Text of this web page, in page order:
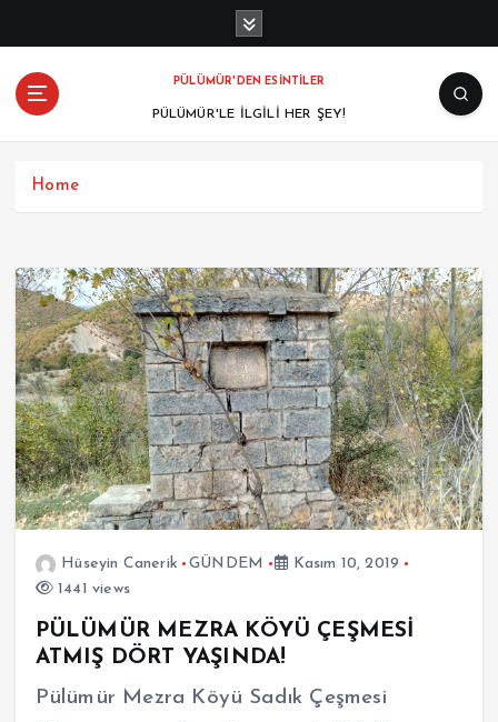
PÜLÜMÜR'DEN ESİNTİLER
PÜLÜMÜR'LE İLGİLİ HER ŞEY!
Home
Hüseyin Canerik GÜNDEM
Kasım 10, 2019
1441 views
PÜLÜMÜR MEZRA KÖYÜ ÇEŞMESİ
ATMIŞ DÖRT YAŞINDA!
Pülümür Mezra Köyü Sadık Çeşmesi